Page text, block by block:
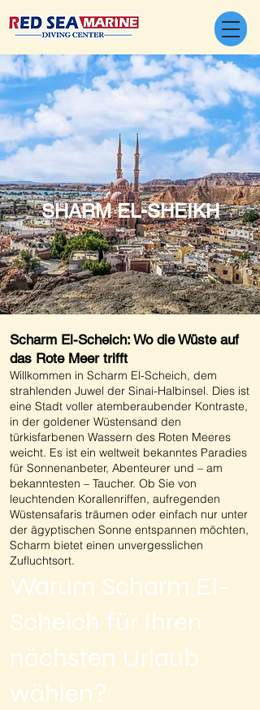
SHARM EL-SHEIKH
Scharm El-Scheich: Wo die Wüste auf
das Rote Meer trifft
Willkommen in Scharm El-Scheich, dem
strahlenden Juwel der Sinai-Halbinsel. Dies ist
eine Stadt voller atemberaubender Kontraste,
in der goldener Wüstensand den
türkisfarbenen Wassern des Roten Meeres
weicht. Es ist ein weltweit bekanntes Paradies
für Sonnenanbeter, Abenteurer und – am
bekanntesten – Taucher. Ob Sie von
leuchtenden Korallenriffen, aufregenden
Wüstensafaris träumen oder einfach nur unter
der ägyptischen Sonne entspannen möchten,
Scharm bietet einen unvergesslichen
Zufluchtsort.
Warum Scharm El-
Scheich für Ihren
nächsten Urlaub
wählen?